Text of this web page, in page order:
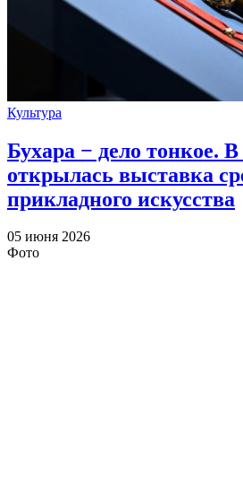
Культура
Бухара − дело тонкое.
открылась выставка
прикладного искусства
05 июня 2026
Фото